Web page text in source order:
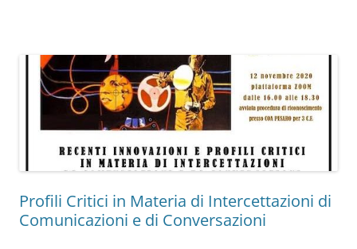
Profili Critici in Materia di Intercettazioni di
Comunicazioni e di Conversazioni